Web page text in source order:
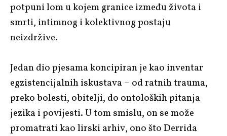
potpuni lom u kojem granice između života i
smrti, intimnog i kolektivnog postaju
neizdržive.
Jedan dio pjesama koncipiran je kao inventar
egzistencijalnih iskustava – od ratnih trauma,
preko bolesti, obitelji, do ontoloških pitanja
jezika i povijesti. U tom smislu, on se može
promatrati kao lirski arhiv, ono što Derrida